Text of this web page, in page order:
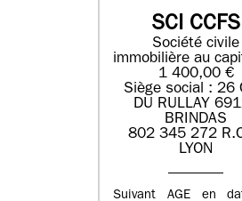
SCI CCFS
Société civile
immobilière au
1 400,00 €
Siège social : 26
DU RULLAY
BRINDAS
802 345 272
LYON
Suivant AGE en